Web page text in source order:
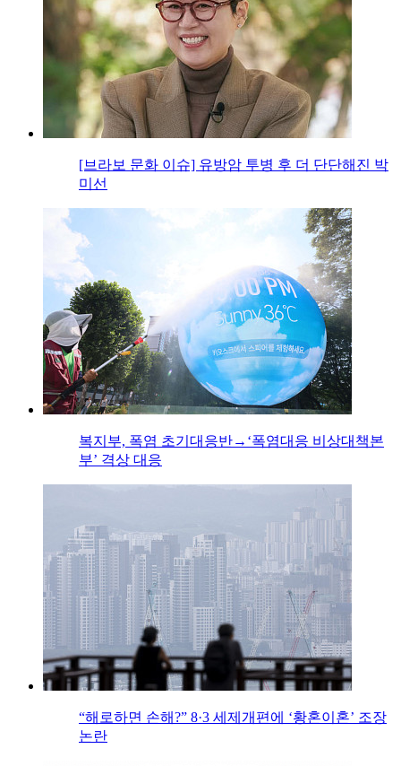
[브라보 문화 이슈] 유방암 투병 후 더 단단해진 박
미선
복지부, 폭염 초기대응반→‘폭염대응 비상대책본
부’ 격상 대응
“해로하면 손해?” 8·3 세제개편에 ‘황혼이혼’ 조장
논란